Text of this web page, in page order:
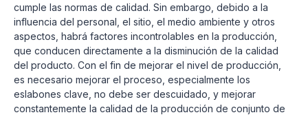
cumple las normas de calidad. Sin embargo, debido a la
influencia del personal, el sitio, el medio ambiente y otros
aspectos, habrá factores incontrolables en la producción,
que conducen directamente a la disminución de la calidad
del producto. Con el fin de mejorar el nivel de producción,
es necesario mejorar el proceso, especialmente los
eslabones clave, no debe ser descuidado, y mejorar
constantemente la calidad de la producción de conjunto de